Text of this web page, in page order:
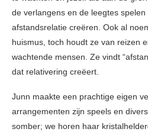
de verlangens en de leegtes
afstandsrelatie creëren. Ook al
huismus, toch houdt ze van reizen
wachtende mensen. Ze vindt
dat relativering creëert.
Junn maakte een prachtige eigen
arrangementen zijn speels en
somber; we horen haar